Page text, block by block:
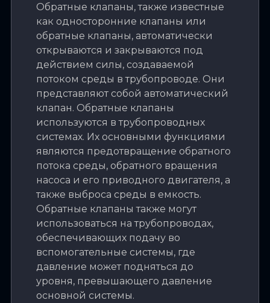
Обратные клапаны, также известные
как односторонние клапаны или
обратные клапаны, автоматически
открываются и закрываются под
действием силы, создаваемой
потоком среды в трубопроводе. Они
представляют собой автоматический
клапан. Обратные клапаны
используются в трубопроводных
системах. Их основными функциями
являются предотвращение обратного
потока среды, обратного вращения
насоса и его приводного двигателя, а
также выброса среды в емкость.
Обратные клапаны также могут
использоваться на трубопроводах,
обеспечивающих подачу во
вспомогательные системы, где
давление может подняться до
уровня, превышающего давление
основной системы.